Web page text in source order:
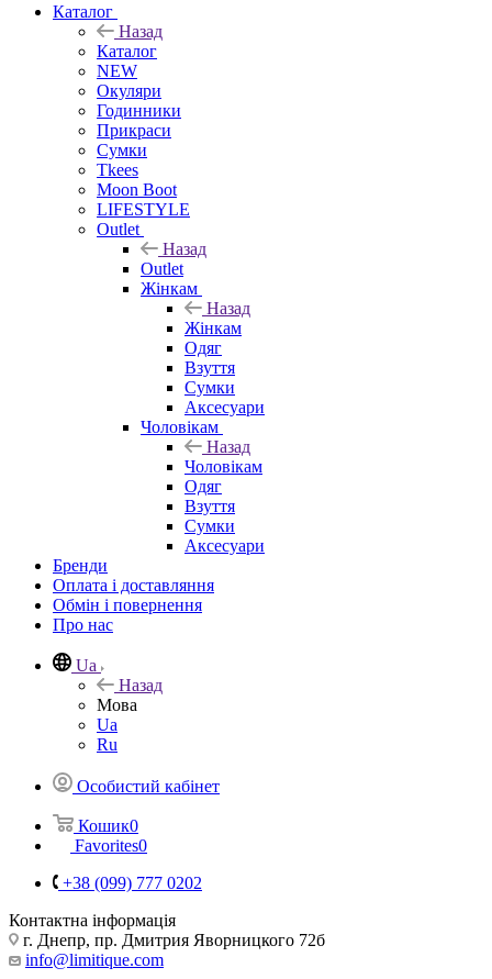
Каталог
Назад
Каталог
NEW
Окуляри
Годинники
Прикраси
Сумки
Tkees
Moon Boot
LIFESTYLE
Outlet
Назад
Outlet
Жінкам
Назад
Жінкам
Одяг
Взуття
Сумки
Аксесуари
Чоловікам
Назад
Чоловікам
Одяг
Взуття
Сумки
Аксесуари
Бренди
Оплата і доставляння
Обмін і повернення
Про нас
Ua
Назад
Мова
Ua
Ru
Особистий кабінет
Кошик0
Favorites0
+38 (099) 777 0202
Контактна інформація
г. Днепр, пр. Дмитрия Яворницкого 72б
info@limitique.com